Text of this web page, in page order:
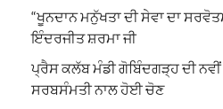
“ਖੂਨਦਾਨ ਮਨੁੱਖਤਾ ਦੀ ਸੇਵਾ ਦਾ
ਇੰਦਰਜੀਤ ਸ਼ਰਮਾ ਜੀ
ਪ੍ਰੈਸ ਕਲੱਬ ਮੰਡੀ ਗੋਬਿੰਦਗੜ੍ਹ ਦੀ ਨਵੀਂ
ਸਰਬਸੰਮਤੀ ਨਾਲ ਹੋਈ ਚੋਣ